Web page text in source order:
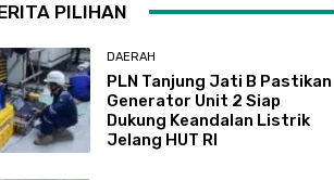
PILIHAN
DAERAH
PLN Tanjung Jati B Pastikan
Generator Unit 2 Siap
Dukung Keandalan Listrik
Jelang HUT RI